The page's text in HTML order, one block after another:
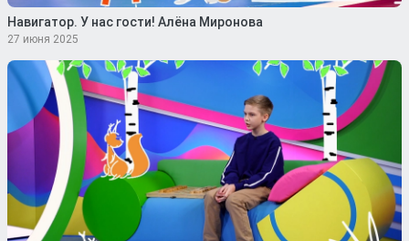
Навигатор. У нас гости! Алёна Миронова
27 июня 2025